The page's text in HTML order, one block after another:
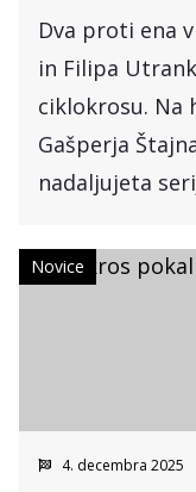
Dva proti ena
in Filipa
ciklokrosu.
Gašperja
nadaljujeta
4. decembra 2025
Novice